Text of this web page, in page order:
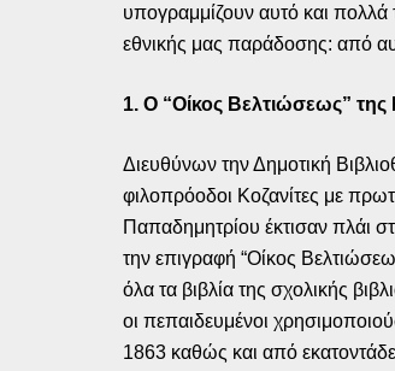
υπογραμμίζουν αυτό και
εθνικής μας παράδοσης: από
1. Ο “Οίκος Βελτιώσεως” της
Διευθύνων την Δημοτική
φιλοπρόοδοι Κοζανίτες με
Παπαδημητρίου έκτισαν πλάι
την επιγραφή “Οίκος
όλα τα βιβλία της σχολικής
οι πεπαιδευμένοι
1863 καθώς και από